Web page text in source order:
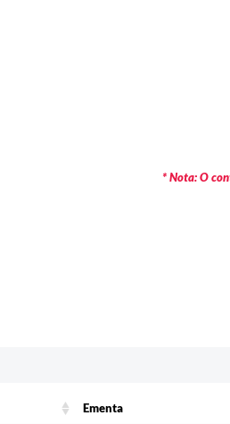
* Nota: O
Ementa